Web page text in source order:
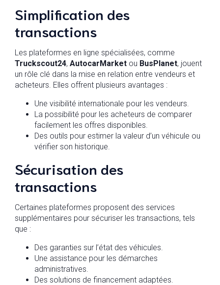
Simplification des
transactions
Les plateformes en ligne spécialisées, comme
Truckscout24, AutocarMarket ou BusPlanet, jouent
un rôle clé dans la mise en relation entre vendeurs et
acheteurs. Elles offrent plusieurs avantages :
Une visibilité internationale pour les vendeurs.
La possibilité pour les acheteurs de comparer
facilement les offres disponibles.
Des outils pour estimer la valeur d’un véhicule ou
vérifier son historique.
Sécurisation des
transactions
Certaines plateformes proposent des services
supplémentaires pour sécuriser les transactions, tels
que :
Des garanties sur l’état des véhicules.
Une assistance pour les démarches
administratives.
Des solutions de financement adaptées.